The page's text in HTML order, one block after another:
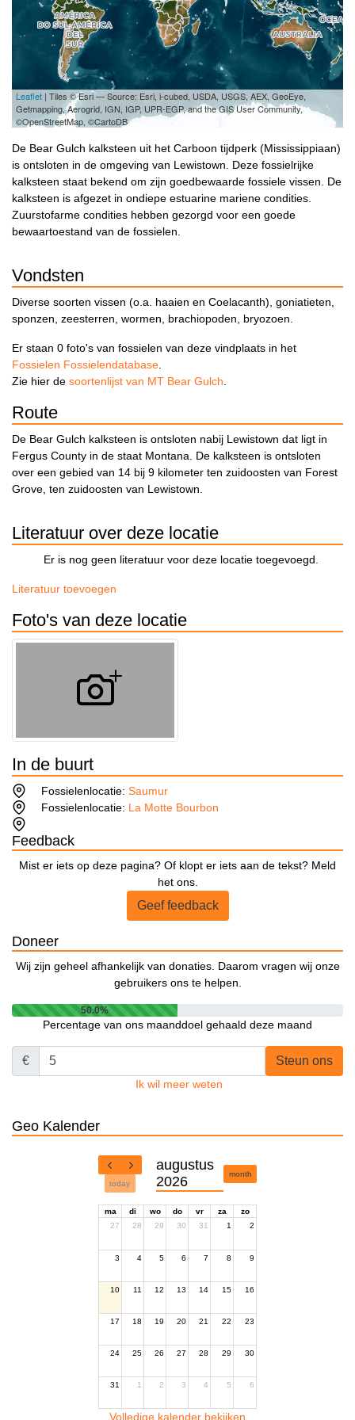
Leaflet | Tiles © Esri — Source: Esri, i-cubed, USDA, USGS, AEX, GeoEye,
Getmapping, Aerogrid, IGN, IGP, UPR-EGP, and the GIS User Community,
©OpenStreetMap, ©CartoDB
De Bear Gulch kalksteen uit het Carboon tijdperk (Mississippiaan)
is ontsloten in de omgeving van Lewistown. Deze fossielrijke
kalksteen staat bekend om zijn goedbewaarde fossiele vissen. De
kalksteen is afgezet in ondiepe estuarine mariene condities.
Zuurstofarme condities hebben gezorgd voor een goede
bewaartoestand van de fossielen.
Vondsten
Diverse soorten vissen (o.a. haaien en Coelacanth), goniatieten,
sponzen, zeesterren, wormen, brachiopoden, bryozoen.
Er staan 0 foto's van fossielen van deze vindplaats in het
Fossielen Fossielendatabase.
Zie hier de soortenlijst van MT Bear Gulch.
Route
De Bear Gulch kalksteen is ontsloten nabij Lewistown dat ligt in
Fergus County in de staat Montana. De kalksteen is ontsloten
over een gebied van 14 bij 9 kilometer ten zuidoosten van Forest
Grove, ten zuidoosten van Lewistown.
Literatuur over deze locatie
Er is nog geen literatuur voor deze locatie toegevoegd.
Literatuur toevoegen
Foto's van deze locatie
In de buurt
Fossielenlocatie:Saumur
Fossielenlocatie: La Motte Bourbon
Feedback
Mist er iets op deze pagina? Of klopt er iets aan de tekst? Meld
het ons.
Geef feedback
Doneer
Wij zijn geheel afhankelijk van donaties. Daarom vragen wij onze
gebruikers ons te helpen.
50.0%
Percentage van ons maanddoel gehaald deze maand
€ Steun ons
Ik wil meer weten
Geo Kalender
today
augustus
2026
month
ma di wo do vr za
zo
27
28 29 30 31 1 2
3 4 5 6 7 8 9
10 11 12 13 14 15 16
17 18 19 20 21 22 23
24 25 26 27 28 29 30
31 1 2 3 4 5 6
Volledige kalender bekijken